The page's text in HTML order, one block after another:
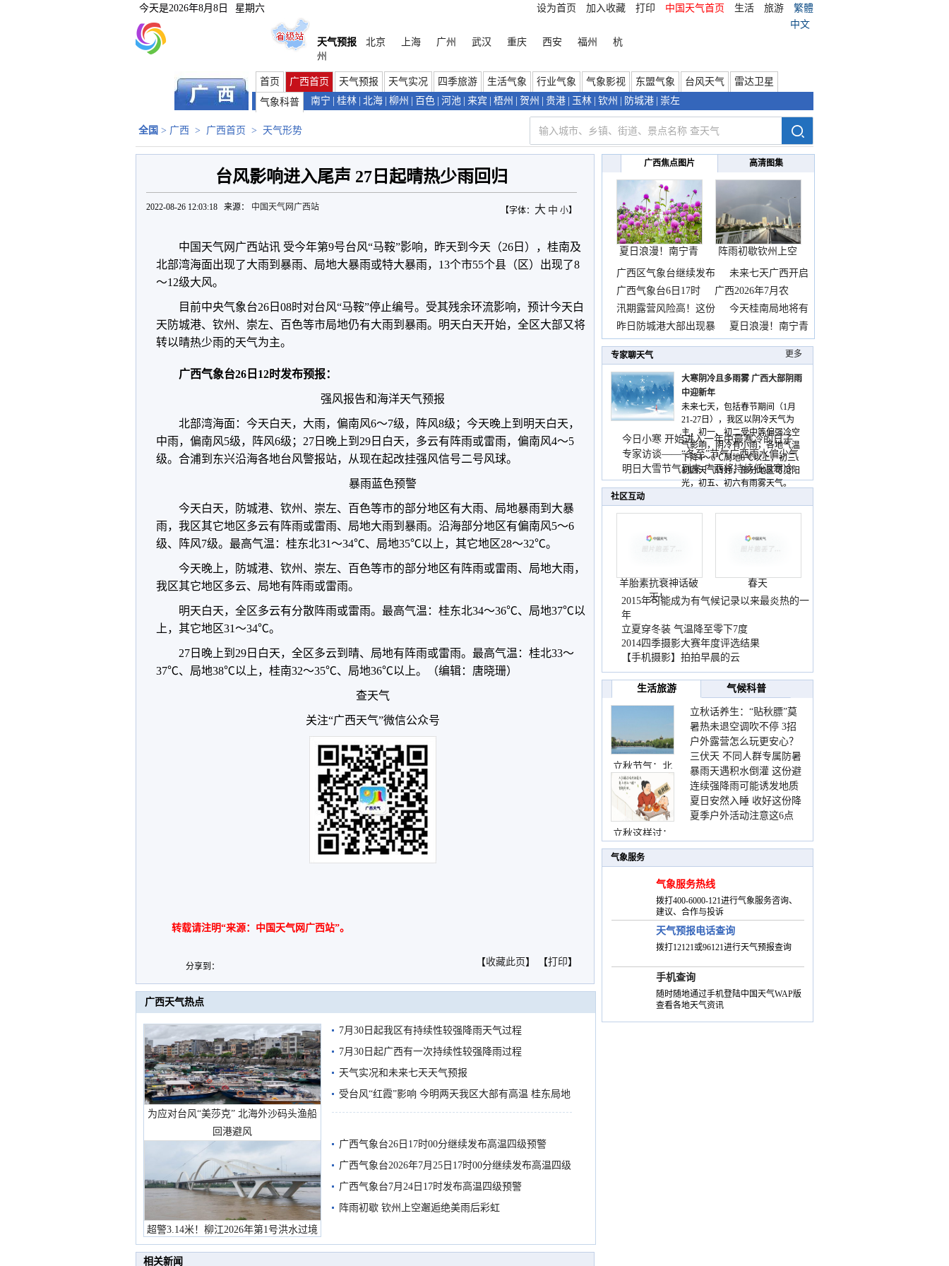
今天是2026年8月8日 星期六 设为首页 加入收藏 打印 中国天气首页 生活 旅游
繁體
中文
天气预报
北京 上海 广州 武汉 重庆 西安 福州
杭
州
首页 广西首页 天气预报 天气实况 四季旅游 生活气象 行业气象 气象影视 东盟气象 台风天气
雷达卫星
气象科普
南宁 桂林 北海 柳州 百色 河池 来宾 梧州 贺州 贵港 玉林 钦州 防城港 崇左
全国 > 广西 > 广西首页 > 天气形势
台风影响进入尾声 27日起晴热少雨回归
【字体： 大 中 小】
2022-08-26 12:03:18 来源： 中国天气网广西站
中国天气网广西站讯 受今年第9号台风“马鞍”影响，昨天到今天（26日），桂南及
北部湾海面出现了大雨到暴雨、局地大暴雨或特大暴雨，13个市55个县（区）出现了8
～12级大风。
目前中央气象台26日08时对台风“马鞍”停止编号。受其残余环流影响，预计今天白
天防城港、钦州、崇左、百色等市局地仍有大雨到暴雨。明天白天开始，全区大部又将
转以晴热少雨的天气为主。
广西气象台26日12时发布预报：
强风报告和海洋天气预报
北部湾海面：今天白天，大雨，偏南风6～7级，阵风8级；今天晚上到明天白天，
中雨，偏南风5级，阵风6级；27日晚上到29日白天，多云有阵雨或雷雨，偏南风4～5
级。合浦到东兴沿海各地台风警报站，从现在起改挂强风信号二号风球。
暴雨蓝色预警
今天白天，防城港、钦州、崇左、百色等市的部分地区有大雨、局地暴雨到大暴
雨，我区其它地区多云有阵雨或雷雨、局地大雨到暴雨。沿海部分地区有偏南风5～6
级、阵风7级。最高气温：桂东北31～34℃、局地35℃以上，其它地区28～32℃。
今天晚上，防城港、钦州、崇左、百色等市的部分地区有阵雨或雷雨、局地大雨，
我区其它地区多云、局地有阵雨或雷雨。
明天白天，全区多云有分散阵雨或雷雨。最高气温：桂东北34～36℃、局地37℃以
上，其它地区31～34℃。
27日晚上到29日白天，全区多云到晴、局地有阵雨或雷雨。最高气温：桂北33～
37℃、局地38℃以上，桂南32～35℃、局地36℃以上。
（编辑：唐晓珊）
查天气
关注“广西天气”微信公众号
转载请注明“来源：中国天气网广西站”。
分享到： 【收藏此页 】 【打印】
广西天气热点
为应对台风“美莎克” 北海外沙码头渔船
回港避风
超警3.14米！柳江2026年第1号洪水过境
市民在堤岸见证汛况
7月30日起我区有持续性较强降雨天气过程
7月30日起广西有一次持续性较强降雨过程
天气实况和未来七天天气预报
受台风“红霞”影响 今明两天我区大部有高温 桂东局地
有较强降雨
广西气象台26日17时00分继续发布高温四级预警
广西气象台2026年7月25日17时00分继续发布高温四级
预警
广西气象台7月24日17时发布高温四级预警
阵雨初歇 钦州上空邂逅绝美雨后彩虹
相关新闻
广西焦点图片 高清图集
夏日浪漫！南宁青
秀山
阵雨初歇钦州上空
邂逅
广西区气象台继续发布
未来七天广西开启
晴热
广西气象台6日17时
广西2026年7月农
汛期露营风险高！这份
今天桂南局地将有
暴雨
昨日防城港大部出现暴
夏日浪漫！南宁青
秀山
专家聊天气 更多
大寒阴冷且多雨雾 广西大部阴雨
中迎新年
未来七天，包括春节期间（1月
21-27日），我区以阴冷天气为
主，初一、初二受中等偏强冷空
气影响，阴冷有小雨，各地气温
下降4～6℃局地8℃以上，初三、
初四天气转好，部分地区可见阳
光，初五、初六有雨雾天气。
今日小寒 开始进入一年中最寒冷的日子
专家访谈——“冬至”节气广西雨水偏少气
温低
明日大雪节气到来 广西将持续低温寒冷
天气
社区互动
羊胎素抗衰神话破
灭！
春天
2015年可能成为有气候记录以来最炎热的一
年
立夏穿冬装 气温降至零下7度
2014四季摄影大赛年度评选结果
【手机摄影】拍拍早晨的云
生活旅游 气候科普
立秋节气：北
立秋这样过：
立秋话养生：“贴秋膘”莫
着急 先清暑再防燥
暑热未退空调吹不停 3招
护住肩颈不酸痛
户外露营怎么玩更安心？
这份攻略请收好
三伏天 不同人群专属防暑
要点请收好
暴雨天遇积水倒灌 这份避
险提示请收好
连续强降雨可能诱发地质
灾害 这些前兆要知道
夏日安然入睡 收好这份降
温小贴士
夏季户外活动注意这6点
气象服务
气象服务热线
拨打400-6000-121进行气象服务咨询、
建议、合作与投诉
天气预报电话查询
拨打12121或96121进行天气预报查询
手机查询
随时随地通过手机登陆中国天气WAP版
查看各地天气资讯